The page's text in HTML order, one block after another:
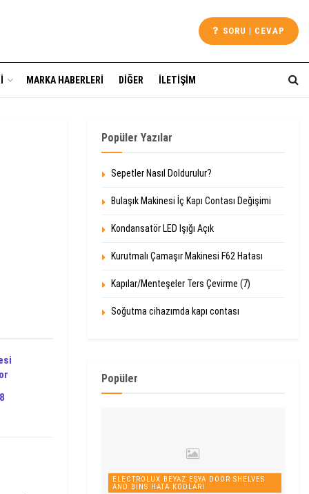
SORU | CEVAP
MARKA HABERLERI DIĞER İLETIŞIM
Popüler Yazılar
Sepetler Nasıl Doldurulur?
Bulaşık Makinesi İç Kapı Contası Değişimi
Kondansatör LED Işığı Açık
Kurutmalı Çamaşır Makinesi F62 Hatası
Kapılar/Menteşeler Ters Çevirme (7)
Soğutma cihazımda kapı contası
Popüler
ELECTROLUX BEYAZ EŞYA DOOR SHELVES
AND BINS HATA KODLARI